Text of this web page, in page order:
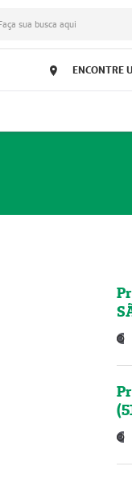
sua busca aqui
ENCONTRE